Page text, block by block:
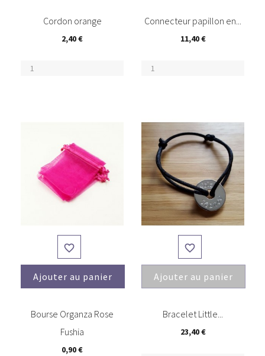
Cordon orange
2,40 €
Connecteur papillon en...
11,40 €

Ajouter au panier
Bourse Organza Rose
Fushia
0,90 €

Ajouter au panier
Bracelet Little...
23,40 €